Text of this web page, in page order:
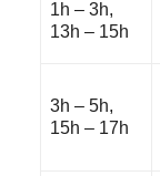
1h – 3h,
13h – 15h
3h – 5h,
15h – 17h